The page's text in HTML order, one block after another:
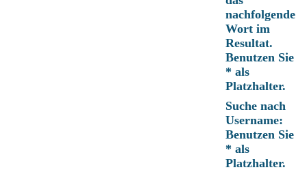
nachfolgende
Wort im
Resultat.
Benutzen Sie
* als
Platzhalter.
Suche nach
Username:
Benutzen Sie
* als
Platzhalter.